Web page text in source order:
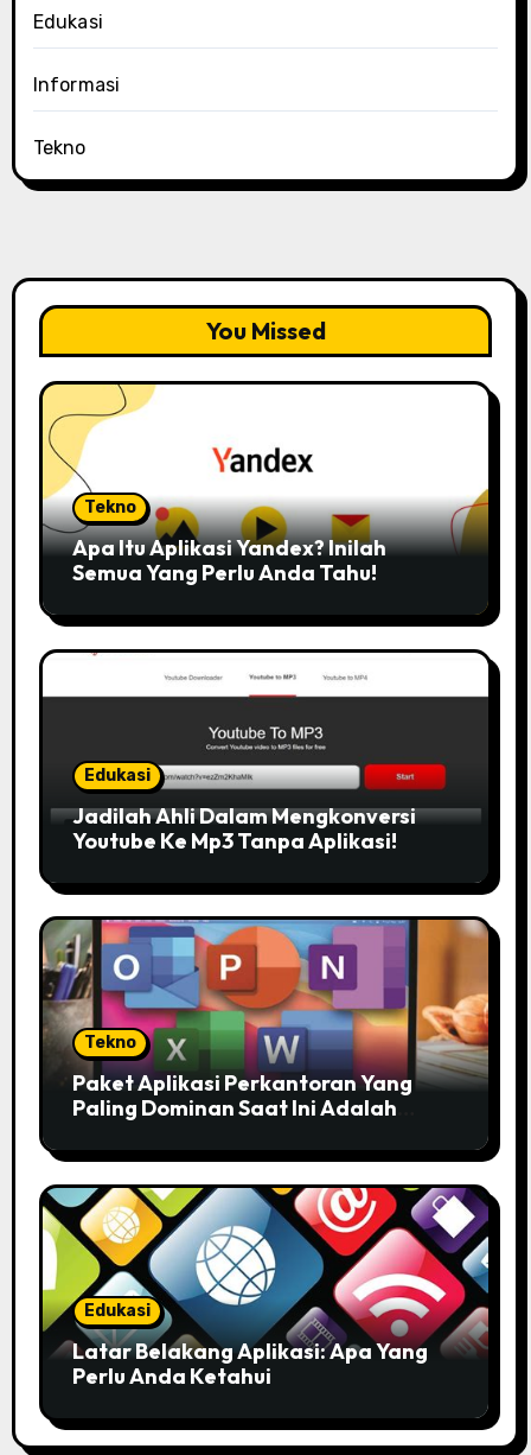
Edukasi
Informasi
Tekno
You Missed
Tekno
Apa Itu Aplikasi Yandex? Inilah
Semua Yang Perlu Anda Tahu!
Edukasi
Jadilah Ahli Dalam Mengkonversi
Youtube Ke Mp3 Tanpa Aplikasi!
Tekno
Paket Aplikasi Perkantoran Yang
Paling Dominan Saat Ini Adalah
Anda!
Edukasi
Latar Belakang Aplikasi: Apa Yang
Perlu Anda Ketahui